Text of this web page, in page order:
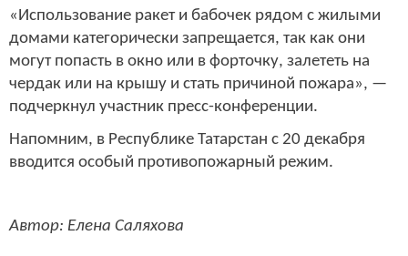
«Использование ракет и бабочек рядом с жилыми
домами категорически запрещается, так как они
могут попасть в окно или в форточку, залететь на
чердак или на крышу и стать причиной пожара», —
подчеркнул участник пресс-конференции.
Напомним, в Республике Татарстан с 20 декабря
вводится особый противопожарный режим.
Автор: Елена Саляхова